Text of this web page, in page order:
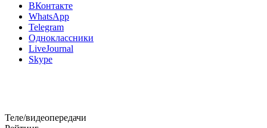
ВКонтакте
WhatsApp
Telegram
Одноклассники
LiveJournal
Skype
Теле/видеопередачи